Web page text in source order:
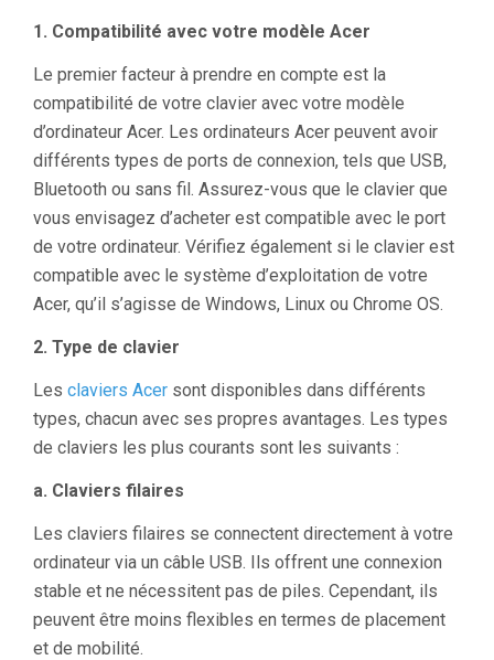
1. Compatibilité avec votre modèle Acer
Le premier facteur à prendre en compte est la
compatibilité de votre clavier avec votre modèle
d’ordinateur Acer. Les ordinateurs Acer peuvent avoir
différents types de ports de connexion, tels que USB,
Bluetooth ou sans fil. Assurez-vous que le clavier que
vous envisagez d’acheter est compatible avec le port
de votre ordinateur. Vérifiez également si le clavier est
compatible avec le système d’exploitation de votre
Acer, qu’il s’agisse de Windows, Linux ou Chrome OS.
2. Type de clavier
Les claviers Acer sont disponibles dans différents
types, chacun avec ses propres avantages. Les types
de claviers les plus courants sont les suivants :
a. Claviers filaires
Les claviers filaires se connectent directement à votre
ordinateur via un câble USB. Ils offrent une connexion
stable et ne nécessitent pas de piles. Cependant, ils
peuvent être moins flexibles en termes de placement
et de mobilité.